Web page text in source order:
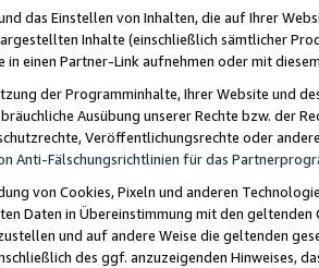
das Einstellen von Inhalten, die auf Ihrer
Inhalte (einschließlich sämtlicher
in einen Partner-Link aufnehmen oder mit
der Programminhalte, Ihrer Website und
Ausübung unserer Rechte bzw. der
Veröffentlichungsrechte oder
Anti-Fälschungsrichtlinien für das
von Cookies, Pixeln und anderen
Daten in Übereinstimmung mit den
und auf andere Weise die geltenden
des ggf. anzuzeigenden Hinweises,